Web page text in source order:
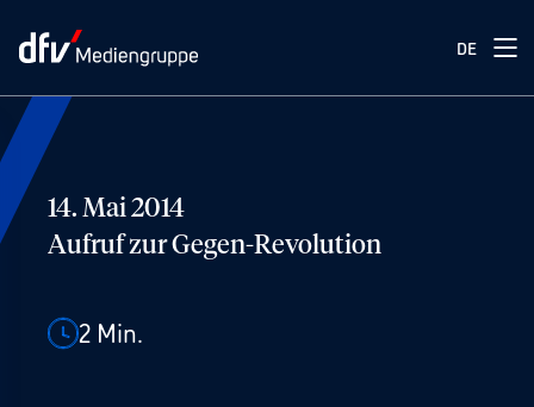
DE
14. Mai 2014
Aufruf zur Gegen-Revolution
2 Min.